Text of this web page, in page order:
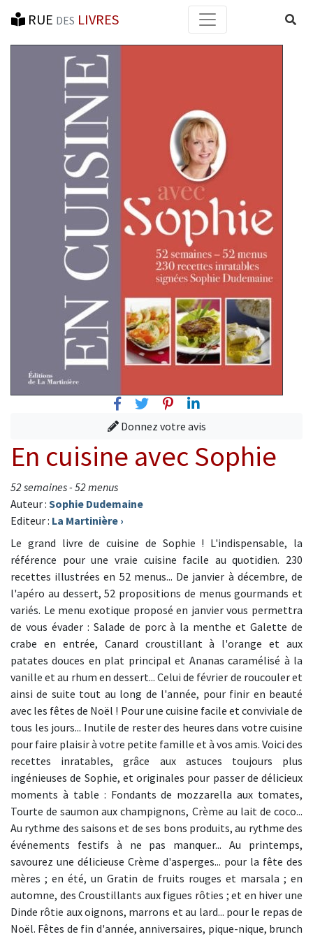
RUE DES LIVRES
FacebookTwitterPinterest
Linkedin
Donnez votre avis
En cuisine avec Sophie
52 semaines - 52 menus
Auteur : Sophie Dudemaine
Editeur : La Martinière ›
Le grand livre de cuisine de Sophie ! L'indispensable, la
référence pour une vraie cuisine facile au quotidien. 230
recettes illustrées en 52 menus... De janvier à décembre, de
l'apéro au dessert, 52 propositions de menus gourmands et
variés. Le menu exotique proposé en janvier vous permettra
de vous évader : Salade de porc à la menthe et Galette de
crabe en entrée, Canard croustillant à l'orange et aux
patates douces en plat principal et Ananas caramélisé à la
vanille et au rhum en dessert... Celui de février de roucouler et
ainsi de suite tout au long de l'année, pour finir en beauté
avec les fêtes de Noël ! Pour une cuisine facile et conviviale de
tous les jours... Inutile de rester des heures dans votre cuisine
pour faire plaisir à votre petite famille et à vos amis. Voici des
recettes inratables, grâce aux astuces toujours plus
ingénieuses de Sophie, et originales pour passer de délicieux
moments à table : Fondants de mozzarella aux tomates,
Tourte de saumon aux champignons, Crème au lait de coco...
Au rythme des saisons et de ses bons produits, au rythme des
événements festifs à ne pas manquer... Au printemps,
savourez une délicieuse Crème d'asperges... pour la fête des
mères ; en été, un Gratin de fruits rouges et marsala ; en
automne, des Croustillants aux figues rôties ; et en hiver une
Dinde rôtie aux oignons, marrons et au lard... pour le repas de
Noël. Fêtes de fin d'année, anniversaires, pique-nique, brunch